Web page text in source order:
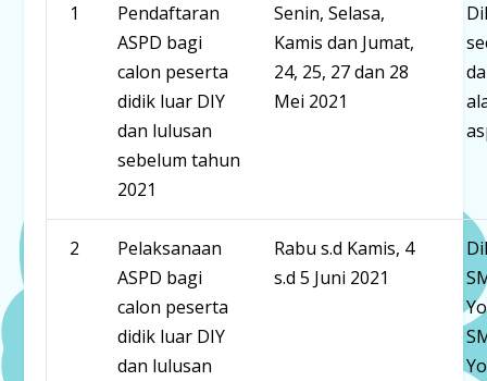
1
Pendaftaran
ASPD bagi
calon peserta
didik luar DIY
dan lulusan
sebelum tahun
2021
Senin, Selasa,
Kamis dan Jumat,
24, 25, 27 dan 28
Mei 2021
2
Pelaksanaan
ASPD bagi
calon peserta
didik luar DIY
dan lulusan
Rabu s.d Kamis, 4
s.d 5 Juni 2021